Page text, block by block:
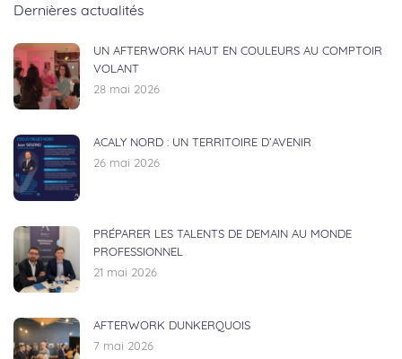
Dernières actualités
UN AFTERWORK HAUT EN COULEURS AU COMPTOIR
VOLANT
28 mai 2026
ACALY NORD : UN TERRITOIRE D’AVENIR
26 mai 2026
PRÉPARER LES TALENTS DE DEMAIN AU MONDE
PROFESSIONNEL
21 mai 2026
AFTERWORK DUNKERQUOIS
7 mai 2026